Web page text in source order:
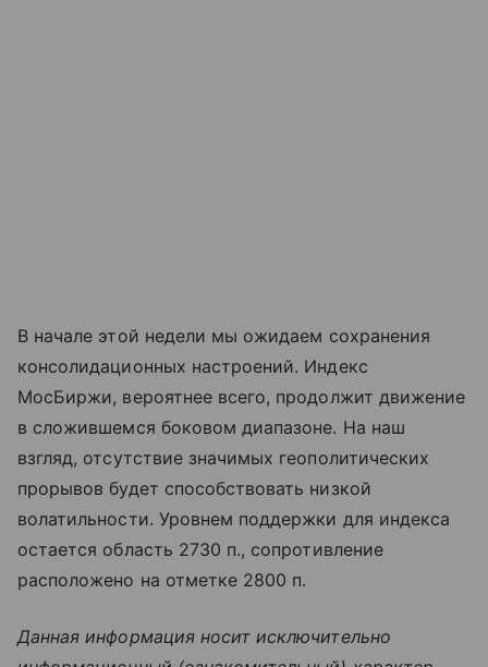
В начале этой недели мы ожидаем сохранения
консолидационных настроений. Индекс
МосБиржи, вероятнее всего, продолжит движение
в сложившемся боковом диапазоне. На наш
взгляд, отсутствие значимых геополитических
прорывов будет способствовать низкой
волатильности. Уровнем поддержки для индекса
остается область 2730 п., сопротивление
расположено на отметке 2800 п.
Данная информация носит исключительно